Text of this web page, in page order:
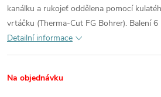
kanálku a rukojeť oddělena pomocí
vrtáčku (Therma-Cut FG Bohrer). Balení
Detailní informace
Na objednávku